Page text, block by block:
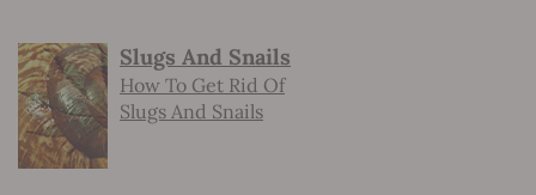
Slugs And Snails
How To Get Rid Of
Slugs And Snails